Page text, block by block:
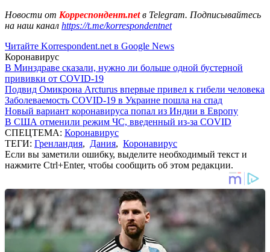
Новости от Корреспондент.netв Telegram. Подписывайтесь
на наш канал https://t.me/korrespondentnet
Читайте Korrespondent.net в Google News
Коронавирус
В Минздраве сказали, нужно ли больше одной бустерной
прививки от COVID-19
Подвид Омикрона Arcturus впервые привел к гибели человека
Заболеваемость COVID-19 в Украине пошла на спад
Новый вариант коронавируса попал из Индии в Европу
В США отменили режим ЧС, введенный из-за COVID
СПЕЦТЕМА: Коронавирус
ТЕГИ: Гренландия, Дания, Коронавирус
Если вы заметили ошибку, выделите необходимый текст и
нажмите Ctrl+Enter, чтобы сообщить об этом редакции.